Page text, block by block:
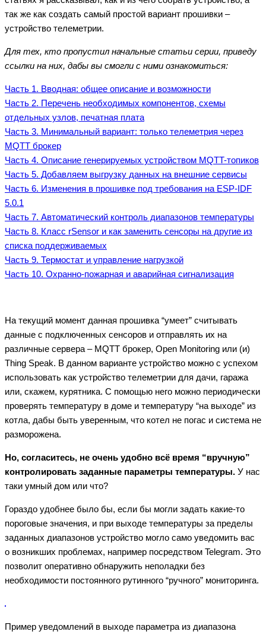
так же как создать самый простой вариант прошивки –
устройство телеметрии.
Для тех, кто пропустил начальные статьи серии, приведу
ссылки на них, дабы вы смогли с ними ознакомиться:
Часть 1. Вводная: общее описание и возможности
Часть 2. Перечень необходимых компонентов, схемы
отдельных узлов, печатная плата
Часть 3. Минимальный вариант: только телеметрия через
MQTT брокер
Часть 4. Описание генерируемых устройством MQTT-топиков
Часть 5. Добавляем выгрузку данных на внешние сервисы
Часть 6. Изменения в прошивке под требования на ESP-IDF
5.0.1
Часть 7. Автоматический контроль диапазонов температуры
Часть 8. Класс rSensor и как заменить сенсоры на другие из
списка поддерживаемых
Часть 9. Термостат и управление нагрузкой
Часть 10. Охранно-пожарная и аварийная сигнализация
На текущий момент данная прошивка “умеет” считывать
данные с подключенных сенсоров и отправлять их на
различные сервера – MQTT брокер, Open Monitoring или (и)
Thing Speak. В данном варианте устройство можно с успехом
использовать как устройство телеметрии для дачи, гаража
или, скажем, курятника. С помощью него можно периодически
проверять температуру в доме и температуру “на выходе” из
котла, дабы быть уверенным, что котел не погас и система не
разморожена.
Но, согласитесь, не очень удобно всё время “вручную”
контролировать заданные параметры температуры. У нас
таки умный дом или что?
Гораздо удобнее было бы, если бы могли задать какие-то
пороговые значения, и при выходе температуры за пределы
заданных диапазонов устройство могло само уведомить вас
о возникших проблемах, например посредством Telegram. Это
позволит оперативно обнаружить неполадки без
необходимости постоянного рутинного “ручного” мониторинга.
Пример уведомлений в выходе параметра из диапазона